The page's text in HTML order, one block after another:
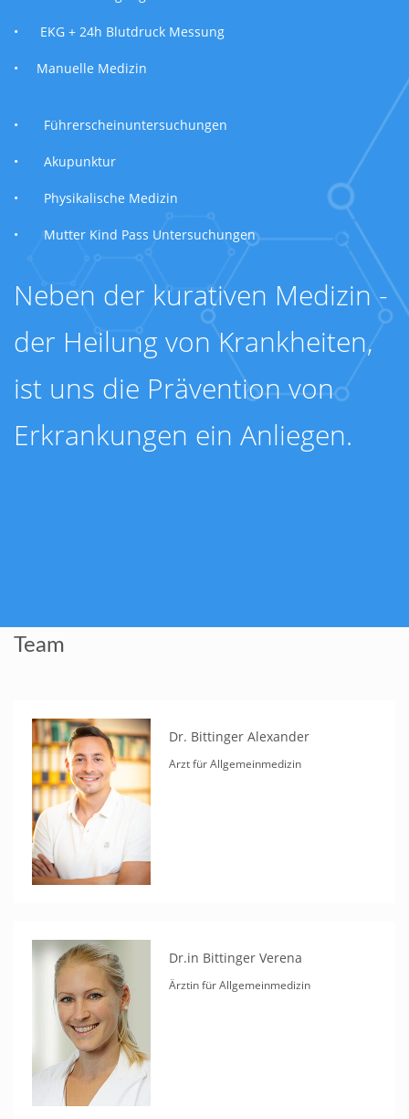
• EKG + 24h Blutdruck Messung
• Manuelle Medizin
• Führerscheinuntersuchungen
• Akupunktur
• Physikalische Medizin
• Mutter Kind Pass Untersuchungen
Neben der kurativen Medizin -
der Heilung von Krankheiten,
ist uns die Prävention von
Erkrankungen ein Anliegen.
Team
Dr. Bittinger Alexander
Arzt für Allgemeinmedizin
Dr.in Bittinger Verena
Ärztin für Allgemeinmedizin